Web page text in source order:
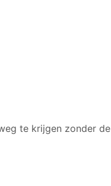
te krijgen zonder de